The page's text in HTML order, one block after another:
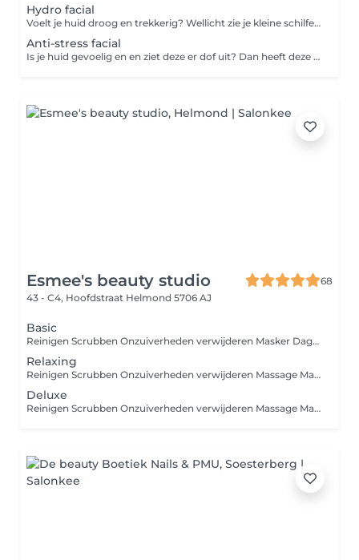
Hydro facial
Voelt je huid droog en trekkerig? Wellicht zie je kleine schilfertjes of zelfs fijne droogtelijntjes? Dan is deze hydraterende facial de juiste behandeling voor jou. In de behandeling wordt gebruik gemaakt van producten die de vochtbalans in de huid weer herstellen. De behandeling bestaat uit de volgende onderdelen: Reiniging Epileren van de wenkbrauwen Stomen Dieptereiniging Massage van gezicht en gelaat Vochtherstellend masker Dag- of nachtverzorging
Anti-stress facial
Is je huid gevoelig en en ziet deze er dof uit? Dan heeft deze waarschijnlijk te lijden onder invloeden van buitenaf. Tijdens deze behandeling gaan we door het gebruik van herstellende en oppeppende producten met o.a. vitamine A & C voor een stralend resultaat. De behandeling bestaat uit de volgende onderdelen: Reiniging Epileren van de wenkbrauwen Fermentpeeling Stomen Dieptereiniging Massage van gezicht en gelaat met vitamine C ampul Vitaminemasker Dag- of nachtverzorging
Esmee's beauty studio
68
43 - C4, Hoofdstraat Helmond 5706 AJ
Basic
Reinigen Scrubben Onzuiverheden verwijderen Masker Dagcreme Deelbehandelingen zoals epileren, verven, peelings of bindweefselmassage zijn bij te boeken.
Relaxing
Reinigen Scrubben Onzuiverheden verwijderen Massage Masker Dagcreme Deelbehandelingen zoals epileren, verven, peelings of bindweefselmassage zijn bij te boeken.
Deluxe
Reinigen Scrubben Onzuiverheden verwijderen Massage Masker Dagcreme Deelbehandelingen zoals epileren, verven, peelings of bindweefselmassage zijn bij te boeken.